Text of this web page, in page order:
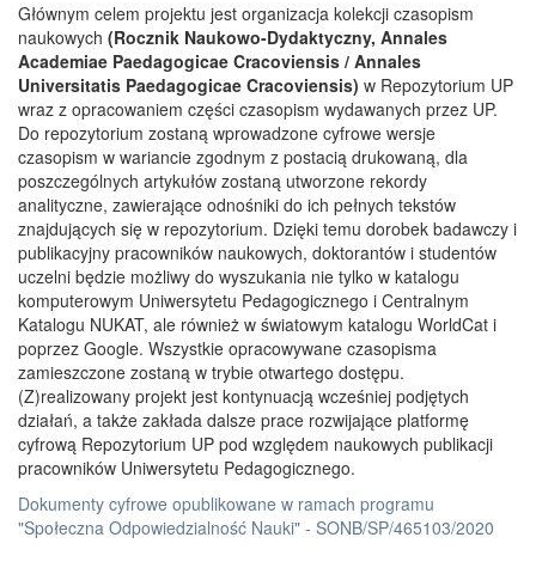
Głównym celem projektu jest organizacja kolekcji czasopism
naukowych (Rocznik Naukowo-Dydaktyczny, Annales
Academiae Paedagogicae Cracoviensis / Annales
Universitatis Paedagogicae Cracoviensis) w Repozytorium UP
wraz z opracowaniem części czasopism wydawanych przez UP.
Do repozytorium zostaną wprowadzone cyfrowe wersje
czasopism w wariancie zgodnym z postacią drukowaną, dla
poszczególnych artykułów zostaną utworzone rekordy
analityczne, zawierające odnośniki do ich pełnych tekstów
znajdujących się w repozytorium. Dzięki temu dorobek badawczy i
publikacyjny pracowników naukowych, doktorantów i studentów
uczelni będzie możliwy do wyszukania nie tylko w katalogu
komputerowym Uniwersytetu Pedagogicznego i Centralnym
Katalogu NUKAT, ale również w światowym katalogu WorldCat i
poprzez Google. Wszystkie opracowywane czasopisma
zamieszczone zostaną w trybie otwartego dostępu.
(Z)realizowany projekt jest kontynuacją wcześniej podjętych
działań, a także zakłada dalsze prace rozwijające platformę
cyfrową Repozytorium UP pod względem naukowych publikacji
pracowników Uniwersytetu Pedagogicznego.
Dokumenty cyfrowe opublikowane w ramach programu
"Społeczna Odpowiedzialność Nauki" - SONB/SP/465103/2020